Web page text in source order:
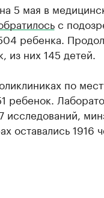
5 мая в
с
ребенка.
из них 145 детей.
по
ребенок.
исследований,
оставались 1916